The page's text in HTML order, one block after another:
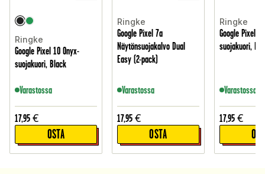
Ringke
Google Pixel 10 Onyx-
suojakuori, Black
Varastossa
17,95 €
OSTA
Ringke
Google Pixel 7a
Näytönsuojakalvo Dual
Easy (2-pack)
Varastossa
17,95 €
OSTA
Ringke
Google Pixel
suojakuori,
Varastossa
17,95 €